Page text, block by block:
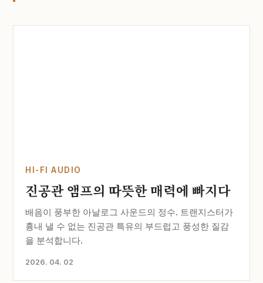
HI-FI AUDIO
진공관 앰프의 따뜻한 매력에 빠지다
배음이 풍부한 아날로그 사운드의 정수. 트랜지스터가
흉내 낼 수 없는 진공관 특유의 부드럽고 풍성한 질감
을 분석합니다.
2026. 04. 02